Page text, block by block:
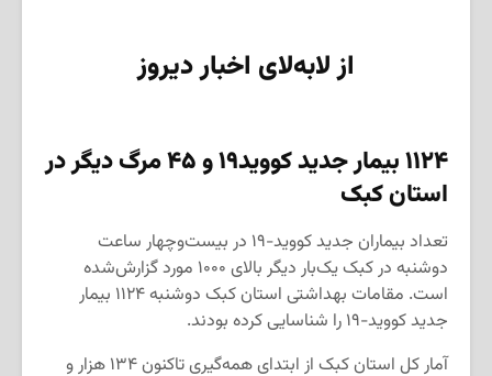
از لابه‌لای اخبار دیروز
۱۱۲۴ بیمار جدید کووید۱۹ و ۴۵ مرگ دیگر در
استان کبک
تعداد بیماران جدید کووید-۱۹ در بیست‌وچهار ساعت
دوشنبه در کبک یک‌بار دیگر بالای ۱۰۰۰ مورد گزارش‌شده
است. مقامات بهداشتی استان کبک دوشنبه ۱۱۲۴ بیمار
جدید کووید-۱۹ را شناسایی کرده بودند.
آمار کل استان کبک از ابتدای همه‌گیری تاکنون ۱۳۴ هزار و